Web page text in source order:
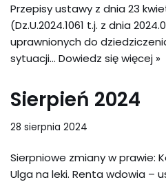
Przepisy ustawy z dnia 23
(Dz.U.2024.1061 t.j. z dnia
uprawnionych do
sytuacji… Dowiedz się więcej »
Sierpień 2024
28 sierpnia 2024
Sierpniowe zmiany w prawie:
Ulga na leki. Renta wdowia –